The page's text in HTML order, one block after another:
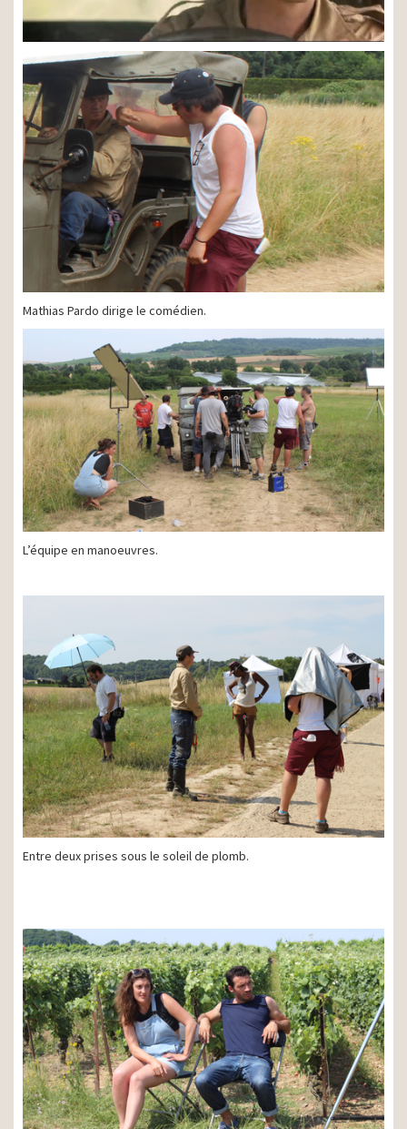
Mathias Pardo dirige le comédien.
L’équipe en manoeuvres.
Entre deux prises sous le soleil de plomb.